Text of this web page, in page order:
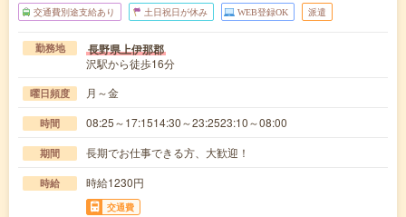
交通費別途支給あり 土日祝日が休み WEB登録OK 派遣
勤務地 長野県上伊那郡
沢駅から徒歩16分
曜日頻度 月～金
時間 08:25～17:1514:30～23:2523:10～08:00
期間 長期でお仕事できる方、大歓迎！
時給 時給1230円
交通費